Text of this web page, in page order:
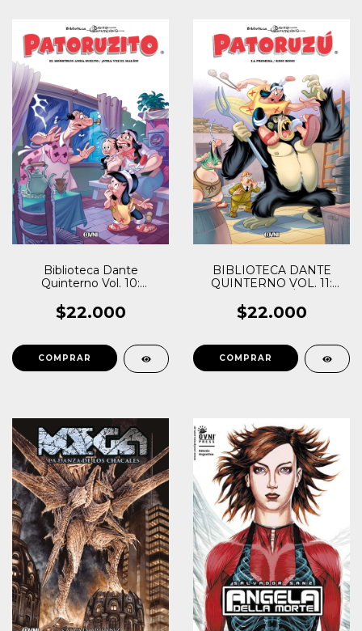
Biblioteca Dante
Quinterno Vol. 10:
$22.000
BIBLIOTECA DANTE
QUINTERNO VOL. 11:
$22.000